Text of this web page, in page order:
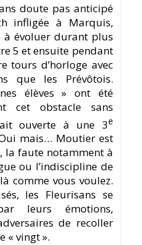
doute pas anticipé
infligée à Marquis,
à évoluer durant plus
5 et ensuite pendant
tours d’horloge avec
que les Prévôtois.
élèves » ont été
cet obstacle sans
ouverte à une 3e
mais… Moutier est
la faute notamment à
ou l’indiscipline de
comme vous voulez.
les Fleurisans se
leurs émotions,
de recoller
« vingt ».